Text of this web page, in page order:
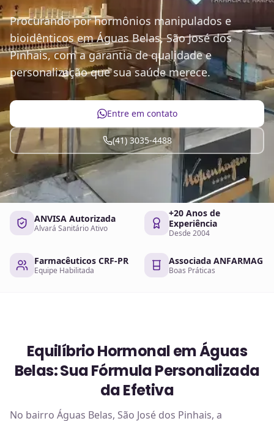
Procurando por hormônios manipulados e
bioidênticos em Águas Belas, São José dos
Pinhais, com a garantia de qualidade e
personalização que sua saúde merece.
Entre em contato
(41) 3035-4488
ANVISA Autorizada
Alvará Sanitário Ativo
+20 Anos de
Experiência
Desde 2004
Farmacêuticos CRF-PR
Equipe Habilitada
Associada ANFARMAG
Boas Práticas
Equilíbrio Hormonal em Águas
Belas: Sua Fórmula Personalizada
da Efetiva
No bairro Águas Belas, São José dos Pinhais, a